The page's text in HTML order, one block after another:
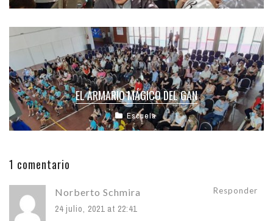
EL ARMARIO MÁGICO DEL GAN
Escuela
1 comentario
Norberto Schmira
24 julio, 2021 at 22:41
Responder